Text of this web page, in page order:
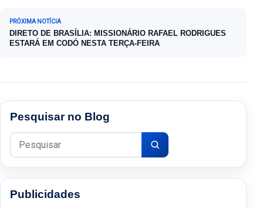
PRÓXIMA NOTÍCIA
DIRETO DE BRASÍLIA: MISSIONÁRIO RAFAEL RODRIGUES
ESTARÁ EM CODÓ NESTA TERÇA-FEIRA
Pesquisar no Blog
Pesquisar por:
Publicidades